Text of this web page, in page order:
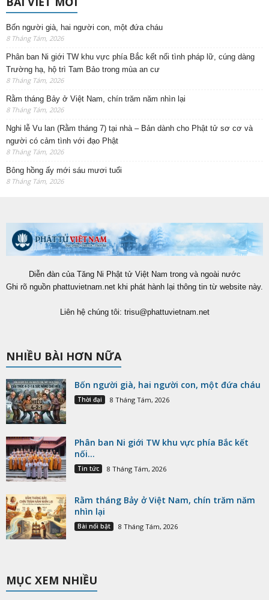
Bốn người già, hai người con, một đứa cháu
8 Tháng Tám, 2026
Phân ban Ni giới TW khu vực phía Bắc kết nối tình pháp lữ, cúng dàng
Trường hạ, hộ trì Tam Bảo trong mùa an cư
8 Tháng Tám, 2026
Rằm tháng Bảy ở Việt Nam, chín trăm năm nhìn lại
8 Tháng Tám, 2026
Nghi lễ Vu lan (Rằm tháng 7) tại nhà – Bản dành cho Phật tử sơ cơ và
người có cảm tình với đạo Phật
8 Tháng Tám, 2026
Bông hồng ấy mới sáu mươi tuổi
8 Tháng Tám, 2026
Diễn đàn của Tăng Ni Phật tử Việt Nam trong và ngoài nước
Ghi rõ nguồn phattuvietnam.net khi phát hành lại thông tin từ website này.
Liên hệ chúng tôi: trisu@phattuvietnam.net
NHIỀU BÀI HƠN NỮA
Bốn người già, hai người con, một đứa cháu
Thời đại 8 Tháng Tám, 2026
Phân ban Ni giới TW khu vực phía Bắc kết
nối...
Tin tức 8 Tháng Tám, 2026
Rằm tháng Bảy ở Việt Nam, chín trăm năm
nhìn lại
Bài nổi bật 8 Tháng Tám, 2026
MỤC XEM NHIỀU